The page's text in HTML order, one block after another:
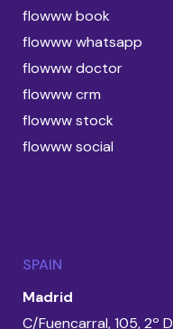
flowww book
flowww whatsapp
flowww doctor
flowww crm
flowww stock
flowww social
SPAIN
Madrid
C/Fuencarral, 105, 2º D